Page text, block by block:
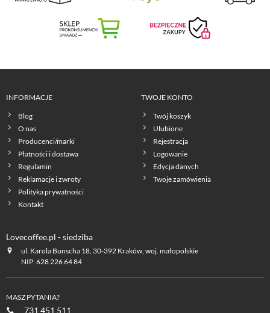
INFORMACJE
Blog
O nas
Producenci/marki
Płatności i dostawa
Regulamin
Reklamacje i zwroty
Polityka prywatności
Kontakt
TWOJE KONTO
Twój koszyk
Ulubione
Rejestracja
Logowanie
Edycja danych
Twoje zamówienia
Lovecoffee.pl - siedziba
ul. Karola Bunscha 18, 30-392 Kraków, woj. małopolskie
NIP: 628 226 64 84
MASZ PYTANIA?
731 451 511